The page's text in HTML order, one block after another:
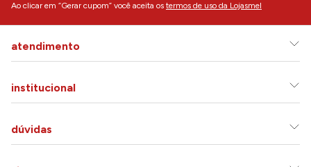
Ao clicar em “Gerar cupom” você aceita os termos de uso da Lojasmel
atendimento
institucional
dúvidas